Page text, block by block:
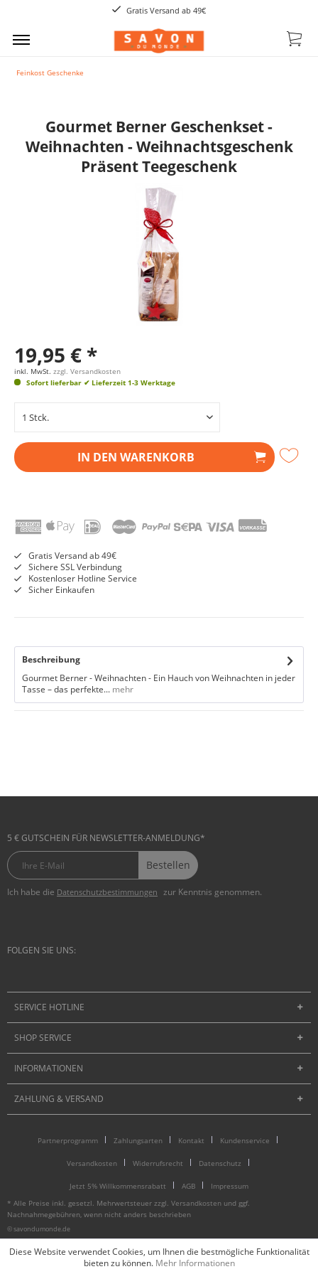
Gratis Versand ab 49€
Feinkost Geschenke
Gourmet Berner Geschenkset -
Weihnachten - Weihnachtsgeschenk
Präsent Teegeschenk
19,95 € *
inkl. MwSt. zzgl. Versandkosten
Sofort lieferbar ✔ Lieferzeit 1-3 Werktage
IN DEN WARENKORB
Gratis Versand ab 49€
Sichere SSL Verbindung
Kostenloser Hotline Service
Sicher Einkaufen
Beschreibung
Gourmet Berner - Weihnachten - Ein Hauch von Weihnachten in jeder
Tasse – das perfekte... mehr
5 € GUTSCHEIN FÜR NEWSLETTER-ANMELDUNG*
Bestellen
Ich habe die Datenschutzbestimmungen zur Kenntnis genommen.
FOLGEN SIE UNS:
SERVICE HOTLINE
SHOP SERVICE
INFORMATIONEN
ZAHLUNG & VERSAND
Partnerprogramm Zahlungsarten Kontakt Kundenservice
Versandkosten Widerrufsrecht Datenschutz
Jetzt 5% Willkommensrabatt AGB
Impressum
* Alle Preise inkl. gesetzl. Mehrwertsteuer zzgl. Versandkosten und ggf.
Nachnahmegebühren, wenn nicht anders beschrieben
© savondumonde.de
Diese Website verwendet Cookies, um Ihnen die bestmögliche Funktionalität
bieten zu können. Mehr Informationen